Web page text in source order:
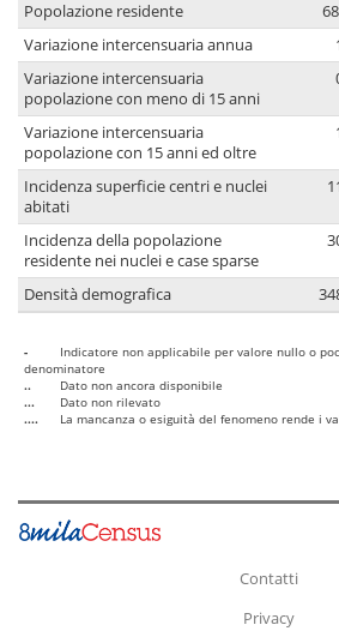
Popolazione residente
Variazione intercensuaria annua
Variazione intercensuaria
popolazione con meno di 15 anni
Variazione intercensuaria
popolazione con 15 anni ed oltre
Incidenza superficie centri e nuclei
abitati
Incidenza della popolazione
residente nei nuclei e case sparse
Densità demografica
-
Indicatore non applicabile per valore nullo o
denominatore
..
Dato non ancora disponibile
...
Dato non rilevato
....
La mancanza o esiguità del fenomeno rende i
Contatti
Privacy